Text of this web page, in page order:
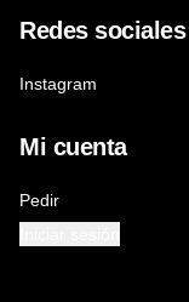
Redes sociales
Instagram
Mi cuenta
Pedir